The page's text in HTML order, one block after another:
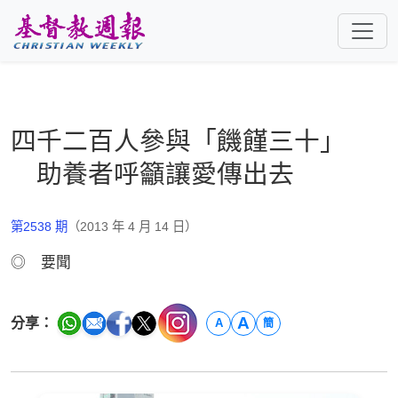
四千二百人參與「饑饉三十」
助養者呼籲讓愛傳出去
第2538 期 （2013 年 4 月 14 日）
◎ 要聞
分享： A A 簡